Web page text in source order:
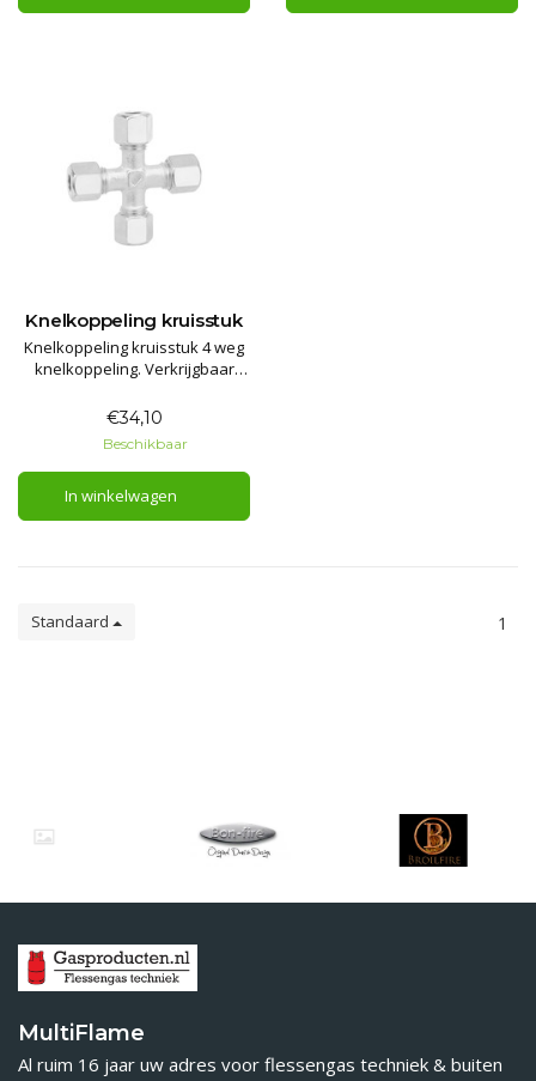
Knelkoppeling kruisstuk
Knelkoppeling kruisstuk 4 weg
knelkoppeling. Verkrijgbaar
leidingen.
€34,10
Beschikbaar
In winkelwagen
Standaard 1
MultiFlame
Al ruim 16 jaar uw adres voor flessengas techniek & buiten